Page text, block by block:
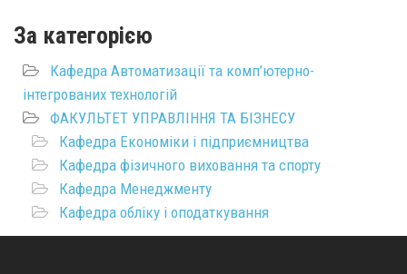
За категорією
Кафедра Автоматизації та комп’ютерно-
інтегрованих технологій
ФАКУЛЬТЕТ УПРАВЛІННЯ ТА БІЗНЕСУ
Кафедра Економіки і підприємництва
Кафедра фізичного виховання та спорту
Кафедра Менеджменту
Кафедра обліку і оподаткування